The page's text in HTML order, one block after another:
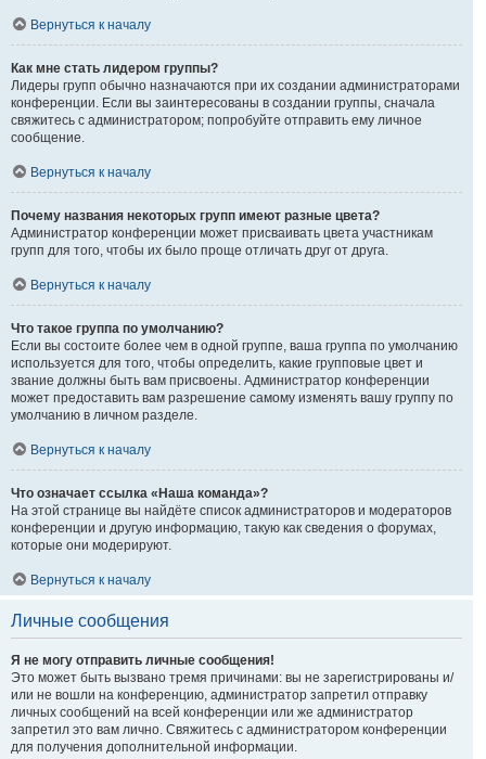
Вернуться к началу
Как мне стать лидером группы?
Лидеры групп обычно назначаются при их создании администраторами
конференции. Если вы заинтересованы в создании группы, сначала
свяжитесь с администратором; попробуйте отправить ему личное
сообщение.
Вернуться к началу
Почему названия некоторых групп имеют разные цвета?
Администратор конференции может присваивать цвета участникам
групп для того, чтобы их было проще отличать друг от друга.
Вернуться к началу
Что такое группа по умолчанию?
Если вы состоите более чем в одной группе, ваша группа по умолчанию
используется для того, чтобы определить, какие групповые цвет и
звание должны быть вам присвоены. Администратор конференции
может предоставить вам разрешение самому изменять вашу группу по
умолчанию в личном разделе.
Вернуться к началу
Что означает ссылка «Наша команда»?
На этой странице вы найдёте список администраторов и модераторов
конференции и другую информацию, такую как сведения о форумах,
которые они модерируют.
Вернуться к началу
Личные сообщения
Я не могу отправить личные сообщения!
Это может быть вызвано тремя причинами: вы не зарегистрированы и/
или не вошли на конференцию, администратор запретил отправку
личных сообщений на всей конференции или же администратор
запретил это вам лично. Свяжитесь с администратором конференции
для получения дополнительной информации.